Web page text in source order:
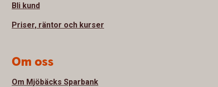
Bli kund
Priser, räntor och kurser
Om oss
Om Mjöbäcks Sparbank